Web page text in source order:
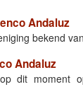
Andaluz
bekend
Andaluz
dit moment